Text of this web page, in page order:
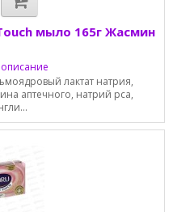
мыло 165г Жасмин
лактат натрия,
аптечного, натрий pca,